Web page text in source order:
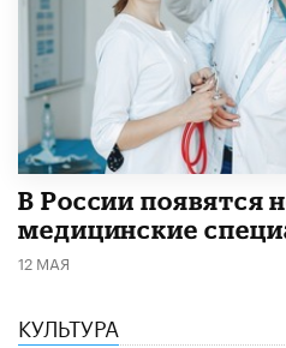
В России появятся
медицинские
12 МАЯ
КУЛЬТУРА